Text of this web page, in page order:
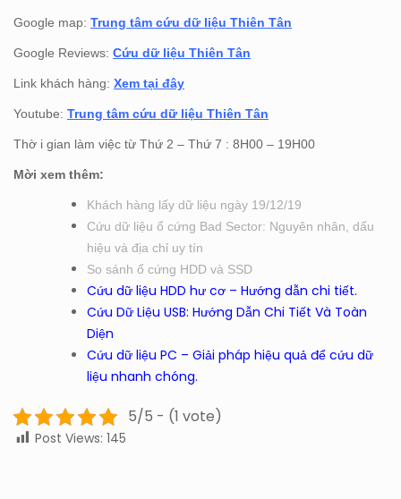
Google map: Trung tâm cứu dữ liệu Thiên Tân
Google Reviews: Cứu dữ liệu Thiên Tân
Link khách hàng: Xem tại đây
Youtube: Trung tâm cứu dữ liệu Thiên Tân
Thờ i gian làm việc từ Thứ 2 – Thứ 7 : 8H00 – 19H00
Mời xem thêm:
Khách hàng lấy dữ liệu ngày 19/12/19
Cứu dữ liệu ổ cứng Bad Sector: Nguyên nhân, dấu
hiệu và địa chỉ uy tín
So sánh ổ cứng HDD và SSD
Cứu dữ liệu HDD hư cơ – Hướng dẫn chi tiết.
Cứu Dữ Liệu USB: Hướng Dẫn Chi Tiết Và Toàn
Diện
Cứu dữ liệu PC – Giải pháp hiệu quả để cứu dữ
liệu nhanh chóng.
5/5 - (1 vote)
Post Views: 145